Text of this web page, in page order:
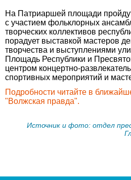
На Патриаршей площади
с участием фольклорных
творческих коллективов
порадует выставкой мастеров
творчества и выступлениями
Площадь Республики и
центром концертно-
спортивных мероприятий и
Подробности читайте в
"Волжская правда".
Источник и фото: отдел